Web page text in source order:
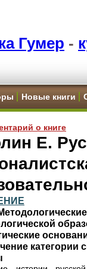
Гумер -
Новые книги
о книге
Е.
категории